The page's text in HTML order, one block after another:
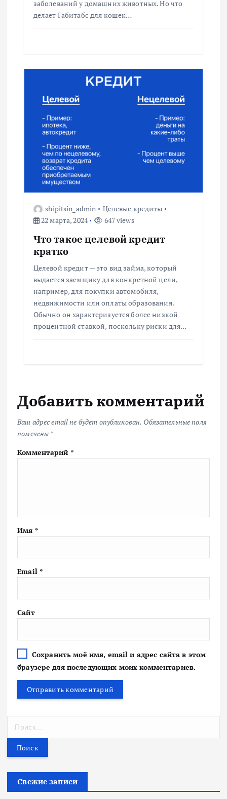
заболеваний у домашних животных. Но что
делает Габитабс для кошек…
shipitsin_admin
Целевые кредиты
22 марта, 2024
647 views
Что такое целевой кредит
кратко
Целевой кредит — это вид займа, который
выдается заемщику для конкретной цели,
например, для покупки автомобиля,
недвижимости или оплаты образования.
Обычно он характеризуется более низкой
процентной ставкой, поскольку риски для…
Добавить комментарий
Ваш адрес email не будет опубликован. Обязательные поля
помечены *
Комментарий *
Имя *
Email *
Сайт
Сохранить моё имя, email и адрес сайта в этом
браузере для последующих моих комментариев.
т
Свежие записи